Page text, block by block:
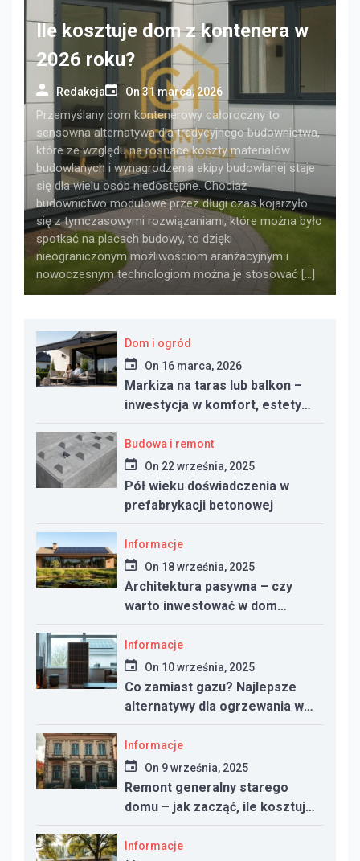
Ile kosztuje dom z kontenera w
2026 roku?
Redakcja On 31 marca, 2026
Przemyślany dom kontenerowy całoroczny to
sensowna alternatywa dla tradycyjnego budownictwa,
które ze względu na rosnące koszty materiałów
budowlanych i wynagrodzenia ekipy budowlanej staje
się dla wielu osób niedostępne. Chociaż
budownictwo modułowe przez długi czas kojarzyło
się z tymczasowymi rozwiązaniami, które można było
spotkać na placach budowy, to dzięki
nieograniczonym możliwościom aranżacyjnym i
nowoczesnym technologiom można je stosować […]
Dom i ogród
On 16 marca, 2026
Markiza na taras lub balkon –
inwestycja w komfort, estetykę
i funkcjonalność przestrzeni
Budowa i remont
On 22 września, 2025
Pół wieku doświadczenia w
prefabrykacji betonowej
Informacje
On 18 września, 2025
Architektura pasywna – czy
warto inwestować w dom
energooszczędny?
Informacje
On 10 września, 2025
Co zamiast gazu? Najlepsze
alternatywy dla ogrzewania w
nowym domu
Informacje
On 9 września, 2025
Remont generalny starego
domu – jak zacząć, ile kosztuje
i na co uważać
Informacje